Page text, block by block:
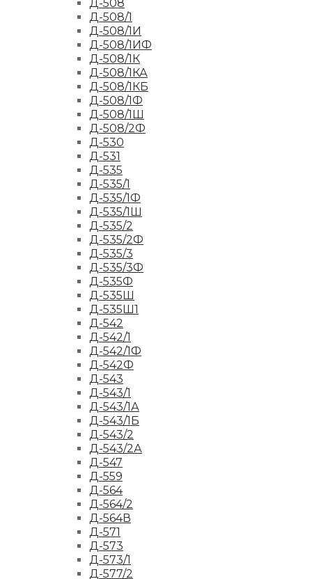
Д-508
Д-508/1
Д-508/1И
Д-508/1ИФ
Д-508/1К
Д-508/1КА
Д-508/1КБ
Д-508/1Ф
Д-508/1Ш
Д-508/2Ф
Д-530
Д-531
Д-535
Д-535/1
Д-535/1Ф
Д-535/1Ш
Д-535/2
Д-535/2Ф
Д-535/3
Д-535/3Ф
Д-535Ф
Д-535Ш
Д-535Ш1
Д-542
Д-542/1
Д-542/1Ф
Д-542Ф
Д-543
Д-543/1
Д-543/1А
Д-543/1Б
Д-543/2
Д-543/2А
Д-547
Д-559
Д-564
Д-564/2
Д-564В
Д-571
Д-573
Д-573/1
Д-577/2